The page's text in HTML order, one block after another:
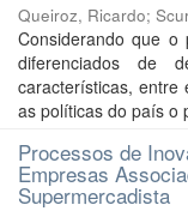
Queiroz, Ricardo;
Considerando que o
diferenciados de
características, entre
as políticas do país o
Processos de
Empresas
Supermercadista